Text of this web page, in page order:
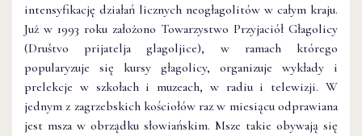
intensyfikację działań licznych neogłagolitów w całym kraju.
Już w 1993 roku założono Towarzystwo Przyjaciół Głagolicy
(Društvo prijatelja glagoljice), w ramach którego
popularyzuje się kursy głagolicy, organizuje wykłady i
prelekcje w szkołach i muzeach, w radiu i telewizji. W
jednym z zagrzebskich kościołów raz w miesiącu odprawiana
jest msza w obrządku słowiańskim. Msze takie obywają się